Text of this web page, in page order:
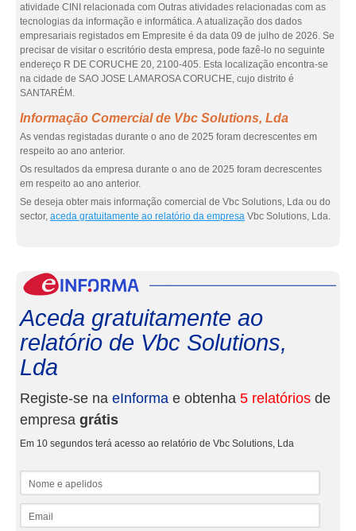
atividade CINI relacionada com Outras atividades relacionadas com as
tecnologias da informação e informática. A atualização dos dados
empresariais registados em Empresite é da data 09 de julho de 2026. Se
precisar de visitar o escritório desta empresa, pode fazê-lo no seguinte
endereço R DE CORUCHE 20, 2100-405. Esta localização encontra-se
na cidade de SAO JOSE LAMAROSA CORUCHE, cujo distrito é
SANTARÉM.
Informação Comercial de Vbc Solutions, Lda
As vendas registadas durante o ano de 2025 foram decrescentes em
respeito ao ano anterior.
Os resultados da empresa durante o ano de 2025 foram decrescentes
em respeito ao ano anterior.
Se deseja obter mais informação comercial de Vbc Solutions, Lda ou do
sector, aceda gratuitamente ao relatório da empresa Vbc Solutions, Lda.
Aceda gratuitamente ao
relatório de Vbc Solutions,
Lda
Registe-se na eInforma e obtenha 5 relatórios de
empresa grátis
Em 10 segundos terá acesso ao relatório de Vbc Solutions, Lda